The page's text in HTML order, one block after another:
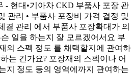
- 현대•기아차 CKD 부품사 포장 관
관리 • 부품사 포장비 가격 결정 및
결 관리 에서 부품사 포장확대가 의
일을 하는지 잘 모르겠어서요 부
의 스펙 정도 를 채택할지에 관여하
는 건가요? 포장재의 스펙이나 어
지 정도 등의 영역에까지 관여하는